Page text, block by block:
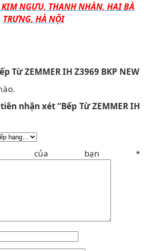
KIM NGƯU, THANH NHÀN, HAI BÀ
TRƯNG, HÀ NỘI
Từ ZEMMER IH Z3969 BKP NEW
nhận xét “Bếp Từ ZEMMER IH
của bạn *